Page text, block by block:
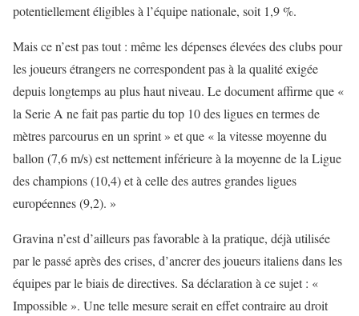
potentiellement éligibles à l’équipe nationale, soit 1,9 %.
Mais ce n’est pas tout : même les dépenses élevées des clubs pour
les joueurs étrangers ne correspondent pas à la qualité exigée
depuis longtemps au plus haut niveau. Le document affirme que «
la Serie A ne fait pas partie du top 10 des ligues en termes de
mètres parcourus en un sprint » et que « la vitesse moyenne du
ballon (7,6 m/s) est nettement inférieure à la moyenne de la Ligue
des champions (10,4) et à celle des autres grandes ligues
européennes (9,2). »
Gravina n’est d’ailleurs pas favorable à la pratique, déjà utilisée
par le passé après des crises, d’ancrer des joueurs italiens dans les
équipes par le biais de directives. Sa déclaration à ce sujet : «
Impossible ». Une telle mesure serait en effet contraire au droit